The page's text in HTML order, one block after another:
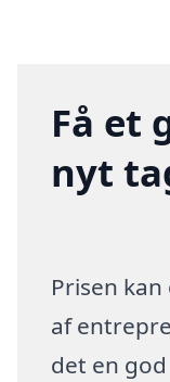
Få et
nyt
Prisen
af
det en